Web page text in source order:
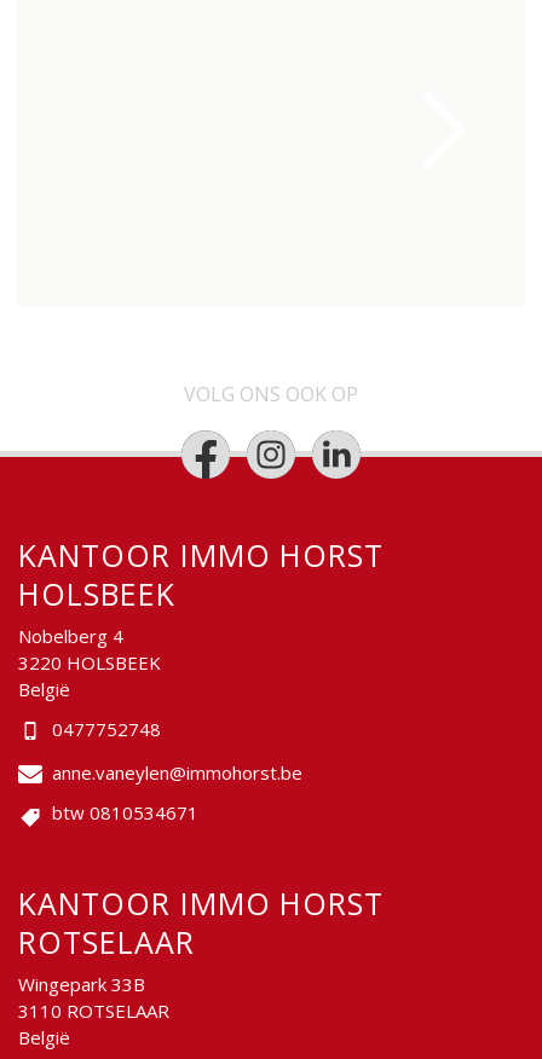
VOLG ONS OOK OP
KANTOOR IMMO HORST
HOLSBEEK
Nobelberg 4
3220 HOLSBEEK
België
0477752748
anne.vaneylen@immohorst.be
btw 0810534671
KANTOOR IMMO HORST
ROTSELAAR
Wingepark 33B
3110 ROTSELAAR
België